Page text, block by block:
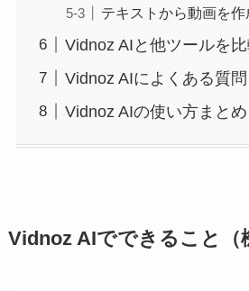
テキストから動画を作
Vidnoz AIと他ツールを
Vidnoz AIによくある質問
Vidnoz AIの使い方まとめ
Vidnoz AIでできること（